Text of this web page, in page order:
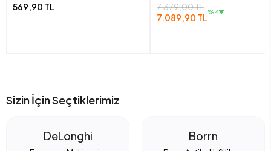
569,90 TL
7.379,00 TL
7.089,90 TL %4
Sizin İçin Seçtiklerimiz
DeLonghi Borrn